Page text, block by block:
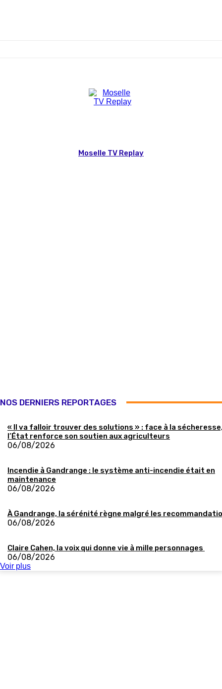
Moselle TV Replay
NOS DERNIERS REPORTAGES
« Il va falloir trouver des solutions » : face à la
l’État renforce son soutien aux agriculteurs
06/08/2026
Incendie à Gandrange : le système anti-incendie était en
maintenance
06/08/2026
À Gandrange, la sérénité règne malgré les
06/08/2026
Claire Cahen, la voix qui donne vie à mille personnages
06/08/2026
Voir plus